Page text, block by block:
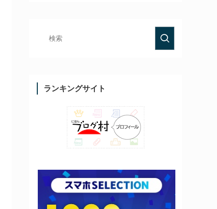
ランキングサイト